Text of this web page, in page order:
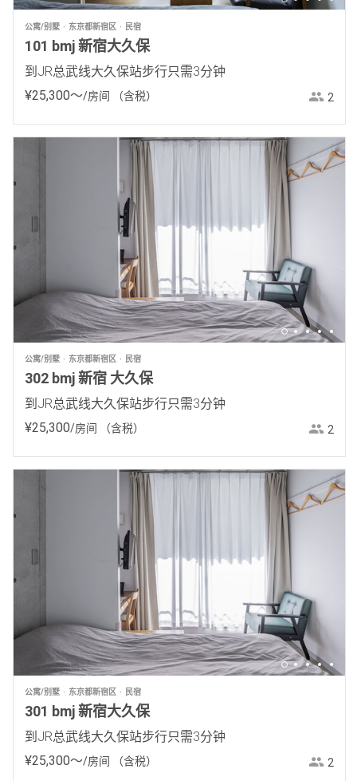
公寓/别墅 东京都新宿区 民宿
101 bmj 新宿大久保
到JR总武线大久保站步行只需3分钟
¥25,300〜/房间 （含税） 2
公寓/别墅 东京都新宿区 民宿
302 bmj 新宿 大久保
到JR总武线大久保站步行只需3分钟
¥25,300/房间 （含税） 2
公寓/别墅 东京都新宿区 民宿
301 bmj 新宿大久保
到JR总武线大久保站步行只需3分钟
¥25,300〜/房间 （含税） 2